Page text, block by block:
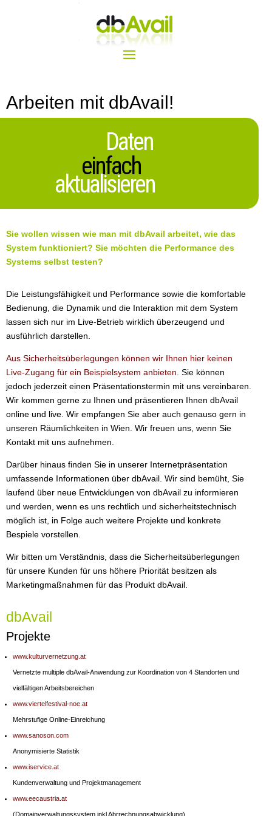
Arbeiten mit dbAvail!
Daten
einfach
aktualisieren
Sie wollen wissen wie man mit dbAvail arbeitet, wie das
System funktioniert? Sie möchten die Performance des
Systems selbst testen?
Die Leistungsfähigkeit und Performance sowie die komfortable
Bedienung, die Dynamik und die Interaktion mit dem System
lassen sich nur im Live-Betrieb wirklich überzeugend und
ausführlich darstellen.
Aus Sicherheitsüberlegungen können wir Ihnen hier keinen
Live-Zugang für ein Beispielsystem anbieten. Sie können
jedoch jederzeit einen Präsentationstermin mit uns vereinbaren.
Wir kommen gerne zu Ihnen und präsentieren Ihnen dbAvail
online und live. Wir empfangen Sie aber auch genauso gern in
unseren Räumlichkeiten in Wien. Wir freuen uns, wenn Sie
Kontakt mit uns aufnehmen.
Darüber hinaus finden Sie in unserer Internetpräsentation
umfassende Informationen über dbAvail. Wir sind bemüht, Sie
laufend über neue Entwicklungen von dbAvail zu informieren
und werden, wenn es uns rechtlich und sicherheitstechnisch
möglich ist, in Folge auch weitere Projekte und konkrete
Bespiele vorstellen.
Wir bitten um Verständnis, dass die Sicherheitsüberlegungen
für unsere Kunden für uns höhere Priorität besitzen als
Marketingmaßnahmen für das Produkt dbAvail.
dbAvail
Projekte
www.kulturvernetzung.at
Vernetzte multiple dbAvail-Anwendung zur Koordination von 4 Standorten und
vielfältigen Arbeitsbereichen
www.viertelfestival-noe.at
Mehrstufige Online-Einreichung
www.sanoson.com
Anonymisierte Statistik
www.iservice.at
Kundenverwaltung und Projektmanagement
www.eecaustria.at
(Domainverwaltungssystem inkl Abrrechnungsabwicklung)